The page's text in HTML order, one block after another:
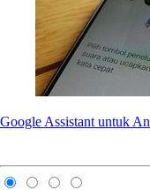
Google Assistant untuk